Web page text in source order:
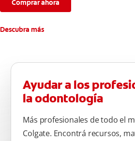
Comprar ahora
Descubra más
Ayudar a los
la odontología
Más profesionales de todo el
Colgate. Encontrá recursos,